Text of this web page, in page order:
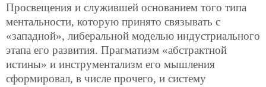
Просвещения и служившей основанием того типа
ментальности, которую принято связывать с
«западной», либеральной моделью индустриального
этапа его развития. Прагматизм «абстрактной
истины» и инструментализм его мышления
сформировал, в числе прочего, и систему